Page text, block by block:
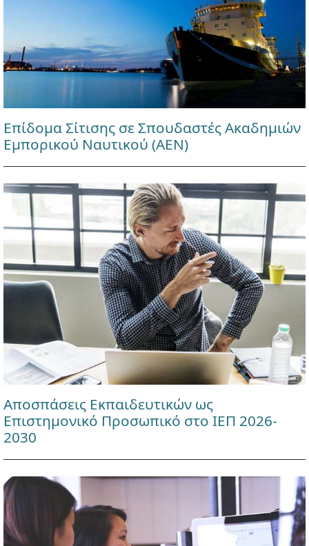
Επίδομα Σίτισης σε Σπουδαστές Ακαδημιών
Εμπορικού Ναυτικού (ΑΕΝ)
Αποσπάσεις Εκπαιδευτικών ως
Επιστημονικό Προσωπικό στο ΙΕΠ 2026-
2030